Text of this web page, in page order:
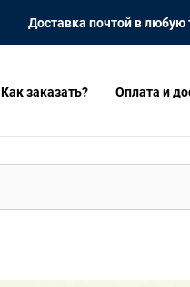
Доставка почтой в любую
Как заказать? Оплата и